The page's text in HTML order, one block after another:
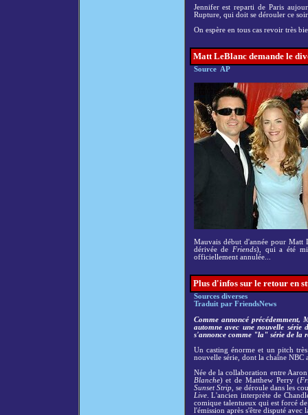
Jennifer est reparti de Paris
Rupture, qui doit se dérouler ce
On espère en tous cas revoir très
Matt LeBlanc demande le
Source AP
Mauvais début d'année pour
dérivée de Friends), qui a été
officiellement annulée...
Plus d'infos sur le retour en
Sources diverses
Traduit par FriendsNews
Comme annoncé précédemment,
automne avec une nouvelle
s'annonce comme "la" série de la
Un casting énorme et un pitch
nouvelle série, dont la chaîne NBC
Née de la collaboration entre
Blanche) et de Matthew Perry (
Sunset Strip, se déroule dans les
Live. L'ancien interprète de
comique talentueux qui est forcé
l'émission après s'être disputé